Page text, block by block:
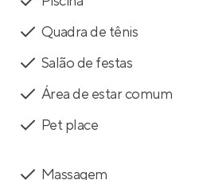
Quadra de tênis
Salão de festas
Área de estar comum
Pet place
Massagem